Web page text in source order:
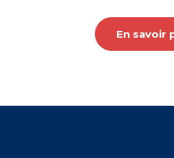
En savoir